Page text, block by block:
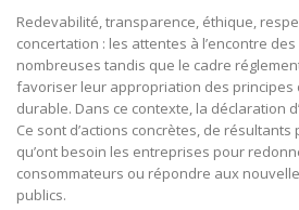
Redevabilité, transparence, éthique,
concertation : les attentes à l’encontre
nombreuses tandis que le cadre
favoriser leur appropriation des principes
durable. Dans ce contexte, la déclaration
Ce sont d’actions concrètes, de
qu’ont besoin les entreprises pour
consommateurs ou répondre aux
publics.